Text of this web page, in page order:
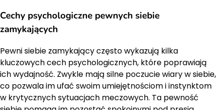
Cechy psychologiczne pewnych siebie
zamykających
Pewni siebie zamykający często wykazują kilka
kluczowych cech psychologicznych, które poprawiają
ich wydajność. Zwykle mają silne poczucie wiary w siebie,
co pozwala im ufać swoim umiejętnościom i instynktom
w krytycznych sytuacjach meczowych. Ta pewność